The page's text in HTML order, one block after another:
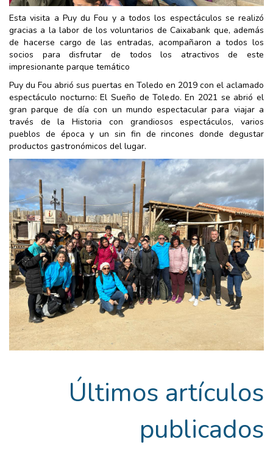
Esta visita a Puy du Fou y a todos los espectáculos se realizó
gracias a la labor de los voluntarios de Caixabank que, además
de hacerse cargo de las entradas, acompañaron a todos los
socios para disfrutar de todos los atractivos de este
impresionante parque temático
Puy du Fou abrió sus puertas en Toledo en 2019 con el aclamado
espectáculo nocturno: El Sueño de Toledo. En 2021 se abrió el
gran parque de día con un mundo espectacular para viajar a
través de la Historia con grandiosos espectáculos, varios
pueblos de época y un sin fin de rincones donde degustar
productos gastronómicos del lugar.
Últimos artículos
publicados